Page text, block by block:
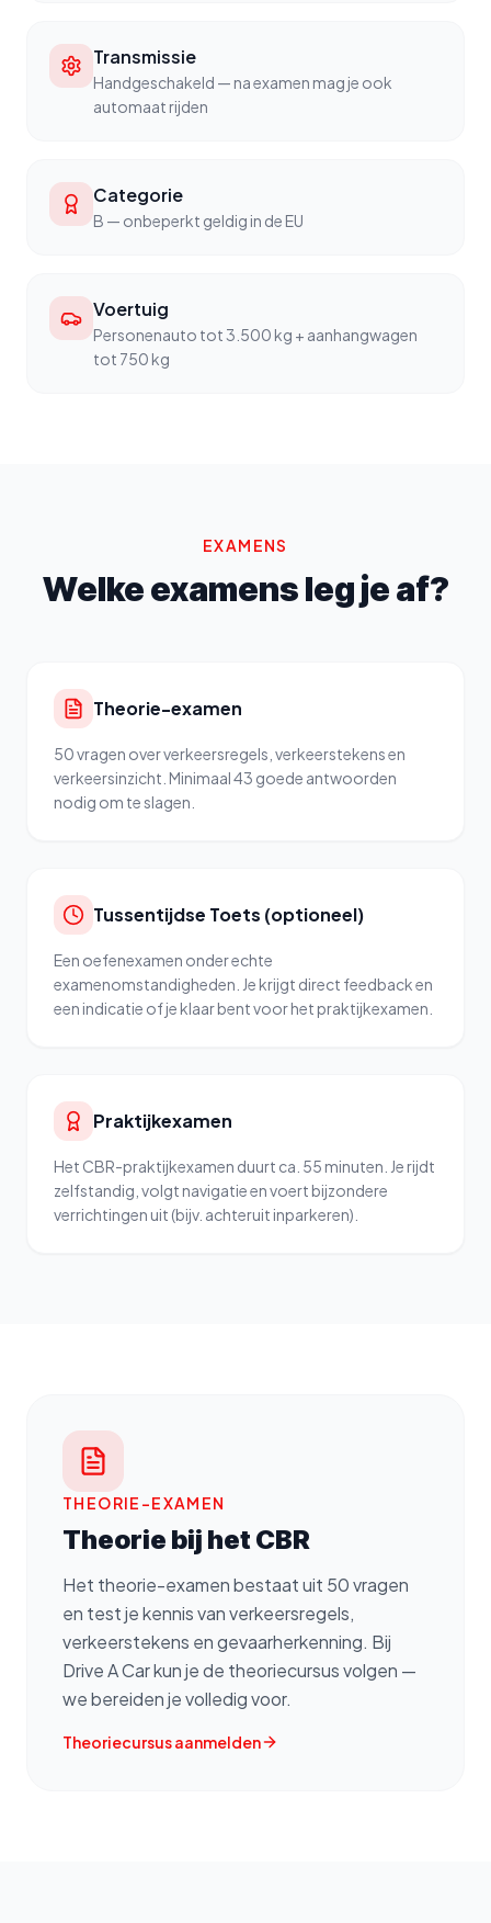
Transmissie
Handgeschakeld — na examen mag je ook
automaat rijden
Categorie
B — onbeperkt geldig in de EU
Voertuig
Personenauto tot 3.500 kg + aanhangwagen
tot 750 kg
EXAMENS
Welke examens leg je af?
Theorie-examen
50 vragen over verkeersregels, verkeerstekens en
verkeersinzicht. Minimaal 43 goede antwoorden
nodig om te slagen.
Tussentijdse Toets (optioneel)
Een oefenexamen onder echte
examenomstandigheden. Je krijgt direct feedback en
een indicatie of je klaar bent voor het praktijkexamen.
Praktijkexamen
Het CBR-praktijkexamen duurt ca. 55 minuten. Je rijdt
zelfstandig, volgt navigatie en voert bijzondere
verrichtingen uit (bijv. achteruit inparkeren).
THEORIE-EXAMEN
Theorie bij het CBR
Het theorie-examen bestaat uit 50 vragen
en test je kennis van verkeersregels,
verkeerstekens en gevaarherkenning. Bij
Drive A Car kun je de theoriecursus volgen —
we bereiden je volledig voor.
Theoriecursus aanmelden